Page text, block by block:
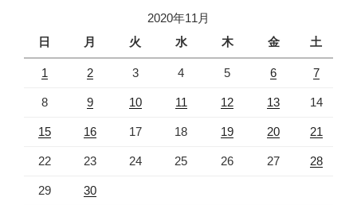
2020年11月
日
月 火 水 木 金 土
1 2 3 4 5 6 7
8 9 10 11 12 13 14
15 16 17 18 19 20 21
22 23 24 25 26 27 28
29 30